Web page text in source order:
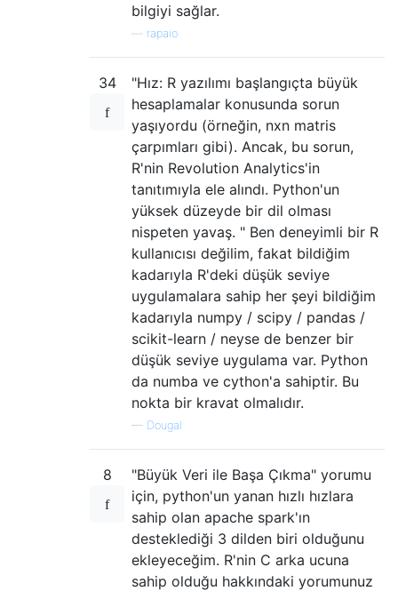
bilgiyi sağlar.
rapaio
34
"Hız: R yazılımı başlangıçta büyük
hesaplamalar konusunda sorun
yaşıyordu (örneğin, nxn matris
çarpımları gibi). Ancak, bu sorun,
R'nin Revolution Analytics'in
tanıtımıyla ele alındı. Python'un
yüksek düzeyde bir dil olması
nispeten yavaş. " Ben deneyimli bir R
kullanıcısı değilim, fakat bildiğim
kadarıyla R'deki düşük seviye
uygulamalara sahip her şeyi bildiğim
kadarıyla numpy / scipy / pandas /
scikit-learn / neyse de benzer bir
düşük seviye uygulama var. Python
da numba ve cython'a sahiptir. Bu
nokta bir kravat olmalıdır.
— Dougal
8
"Büyük Veri ile Başa Çıkma" yorumu
için, python'un yanan hızlı hızlara
sahip olan apache spark'ın
desteklediği 3 dilden biri olduğunu
ekleyeceğim. R'nin C arka ucuna
sahip olduğu hakkındaki yorumunuz